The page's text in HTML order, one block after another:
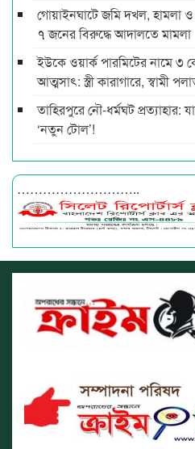
গোয়াইনঘাটে জমি দখল, হামলা
৭ জনের বিরুদ্ধে আদালতে মামলা
ইউকে ওয়ার্ক পারমিটের নামে ৩
আত্মসাৎ: স্ত্রী কারাগারে, স্বামী
তাহিরপুরে নৌ-ধর্মঘট প্রত্যাহার:
‘নতুন টোল’!
………………………..